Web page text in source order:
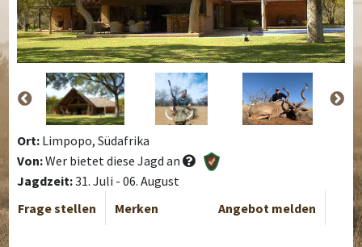
Ort: Limpopo, Südafrika
Von:Wer bietet diese Jagd an
Jagdzeit:31. Juli - 06. August
Frage stellen
Merken Angebot melden